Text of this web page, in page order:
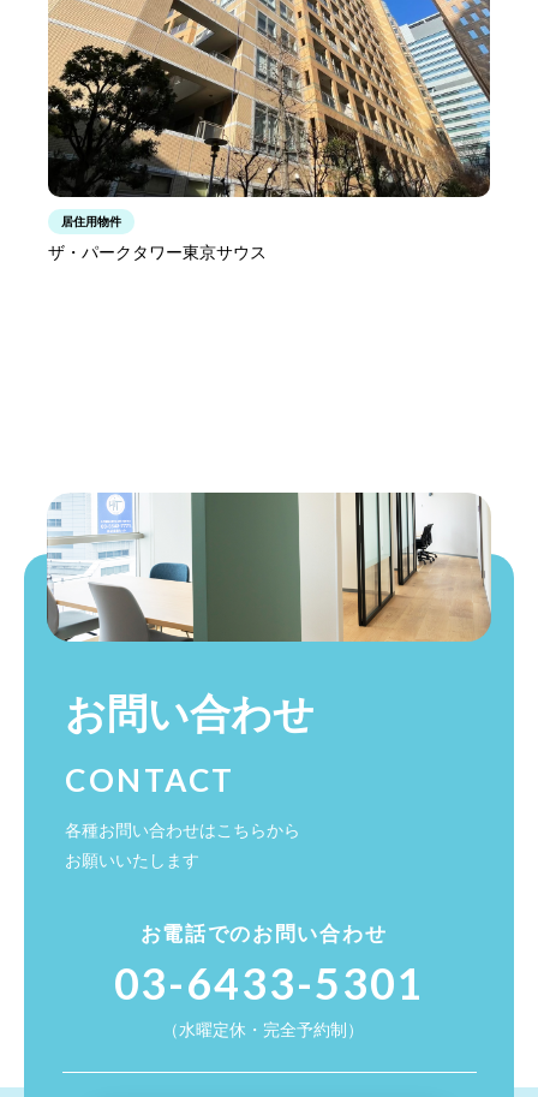
居住用物件
ザ・パークタワー東京サウス
お問い合わせ
CONTACT
各種お問い合わせはこちらから
お願いいたします
お電話でのお問い合わせ
03-6433-5301
（水曜定休・完全予約制）